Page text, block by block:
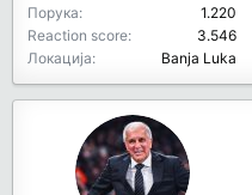
Порука
1.220
Reaction score
3.546
Локација
Banja Luka